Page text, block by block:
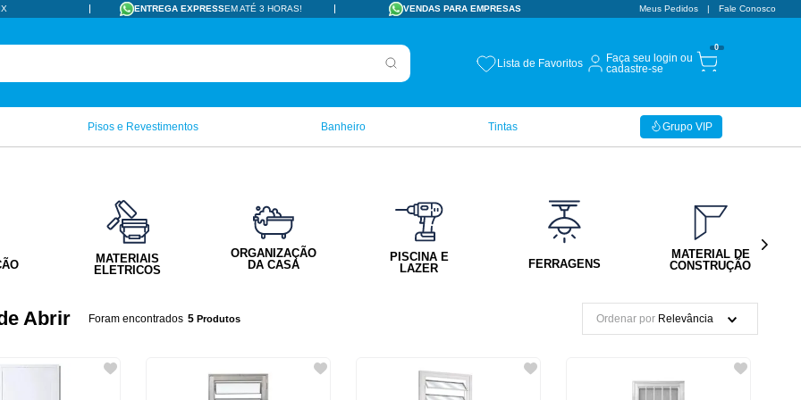
ENTREGA EXPRESSEM ATÉ 3 HORAS! VENDAS PARA EMPRESAS Meus Pedidos Fale Conosco
Lista de Favoritos
Faça seu login ou
cadastre-se
0
Grupo VIP
Pisos e Revestimentos Banheiro Tintas
MATERIAIS
ELETRICOS
ORGANIZAÇÃO
DA CASA
PISCINA E
LAZER
FERRAGENS
MATERIAL DE
CONSTRUÇÃO
Abrir 5 Produtos Ordenar por Relevância